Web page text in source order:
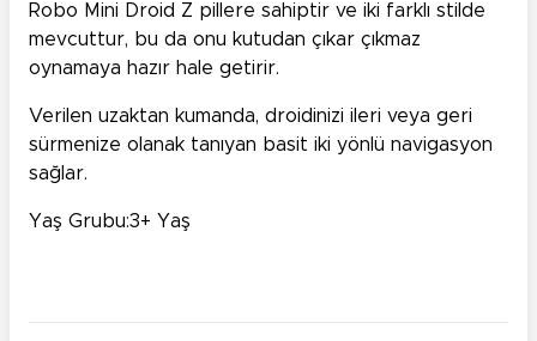
Robo Mini Droid Z pillere sahiptir ve iki farklı stilde
mevcuttur, bu da onu kutudan çıkar çıkmaz
oynamaya hazır hale getirir.
Verilen uzaktan kumanda, droidinizi ileri veya geri
sürmenize olanak tanıyan basit iki yönlü navigasyon
sağlar.
Yaş Grubu:3+ Yaş